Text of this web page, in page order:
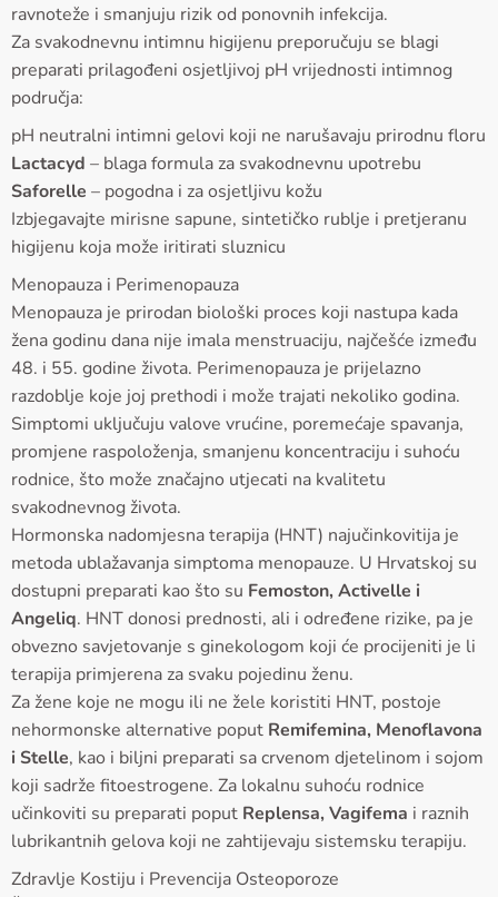
ravnoteže i smanjuju rizik od ponovnih infekcija.
Za svakodnevnu intimnu higijenu preporučuju se blagi
preparati prilagođeni osjetljivoj pH vrijednosti intimnog
područja:
pH neutralni intimni gelovi koji ne narušavaju prirodnu floru
Lactacyd – blaga formula za svakodnevnu upotrebu
Saforelle – pogodna i za osjetljivu kožu
Izbjegavajte mirisne sapune, sintetičko rublje i pretjeranu
higijenu koja može iritirati sluznicu
Menopauza i Perimenopauza
Menopauza je prirodan biološki proces koji nastupa kada
žena godinu dana nije imala menstruaciju, najčešće između
48. i 55. godine života. Perimenopauza je prijelazno
razdoblje koje joj prethodi i može trajati nekoliko godina.
Simptomi uključuju valove vrućine, poremećaje spavanja,
promjene raspoloženja, smanjenu koncentraciju i suhoću
rodnice, što može značajno utjecati na kvalitetu
svakodnevnog života.
Hormonska nadomjesna terapija (HNT) najučinkovitija je
metoda ublažavanja simptoma menopauze. U Hrvatskoj su
dostupni preparati kao što su Femoston, Activelle i
Angeliq. HNT donosi prednosti, ali i određene rizike, pa je
obvezno savjetovanje s ginekologom koji će procijeniti je li
terapija primjerena za svaku pojedinu ženu.
Za žene koje ne mogu ili ne žele koristiti HNT, postoje
nehormonske alternative poput Remifemina, Menoflavona
i Stelle, kao i biljni preparati sa crvenom djetelinom i sojom
koji sadrže fitoestrogene. Za lokalnu suhoću rodnice
učinkoviti su preparati poput Replensa, Vagifema i raznih
lubrikantnih gelova koji ne zahtijevaju sistemsku terapiju.
Zdravlje Kostiju i Prevencija Osteoporoze